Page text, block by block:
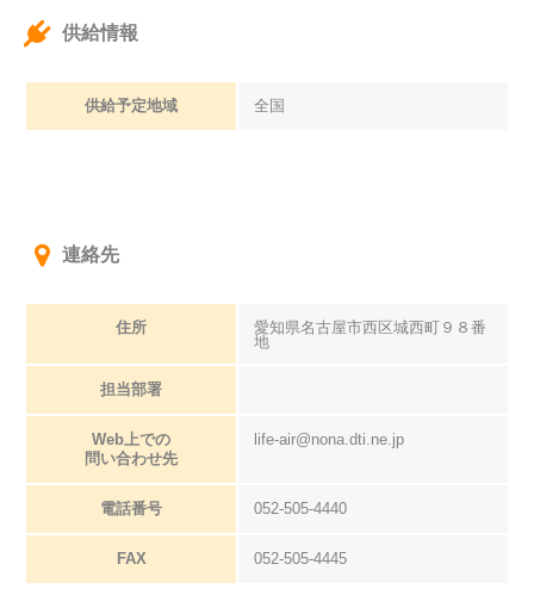
供給情報
供給予定地域 全国
連絡先
住所
愛知県名古屋市西区城西町９８番
地
担当部署
Web上での
問い合わせ先
life-air@nona.dti.ne.jp
電話番号 052-505-4440
FAX 052-505-4445